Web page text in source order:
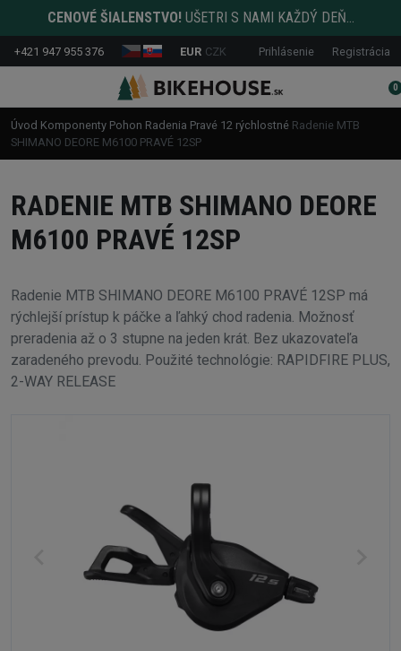
CENOVÉ ŠIALENSTVO! UŠETRI S NAMI KAŽDÝ DEŇ...
+421 947 955 376 EUR CZK Prihlásenie Registrácia
0
Úvod Komponenty Pohon Radenia Pravé 12 rýchlostné Radenie MTB
SHIMANO DEORE M6100 PRAVÉ 12SP
RADENIE MTB SHIMANO DEORE
M6100 PRAVÉ 12SP
Radenie MTB SHIMANO DEORE M6100 PRAVÉ 12SP má
rýchlejší prístup k páčke a ľahký chod radenia. Možnosť
preradenia až o 3 stupne na jeden krát. Bez ukazovateľa
zaradeného prevodu. Použité technológie: RAPIDFIRE PLUS,
2-WAY RELEASE